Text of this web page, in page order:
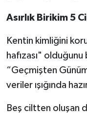
Asırlık Birikim 5
Kentin kimliğini
hafızası"
“Geçmişten
veriler ışığında
Beş ciltten oluşan